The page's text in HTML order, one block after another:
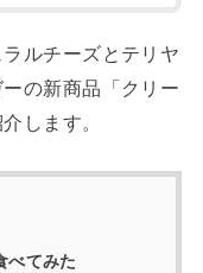
ルチーズとテリヤ
の新商品「クリー
します。
べてみた